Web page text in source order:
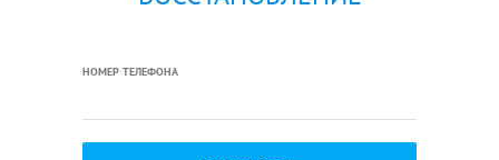
НОМЕР ТЕЛЕФОНА